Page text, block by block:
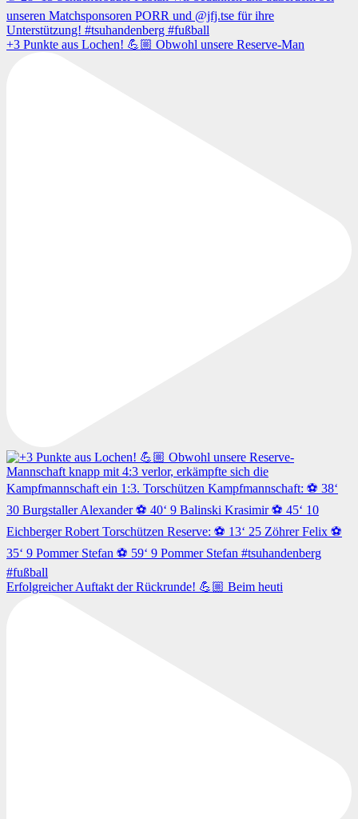
+3 Punkte aus Lochen! 💪🏼 Obwohl unsere Reserve-Man
Erfolgreicher Auftakt der Rückrunde! 💪🏼 Beim heuti